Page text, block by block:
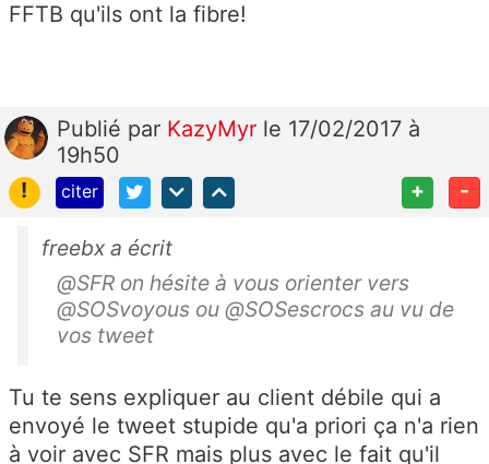
FFTB qu'ils ont la fibre!
Publié par KazyMyr le 17/02/2017 à
19h50
!
citer + -
freebx a écrit
@SFR on hésite à vous orienter vers
@SOSvoyous ou @SOSescrocs au vu de
vos tweet
Tu te sens expliquer au client débile qui a
envoyé le tweet stupide qu'a priori ça n'a rien
à voir avec SFR mais plus avec le fait qu'il